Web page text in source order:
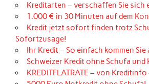
Kreditarten – verschaffen Sie sich
1.000 € in 30 Minuten auf dem
Kredit jetzt sofort finden trotz
Sofortzusage!
Ihr Kredit – So einfach kommen Sie
Schweizer Kredit ohne Schufa und
KREDITFLATRATE – von